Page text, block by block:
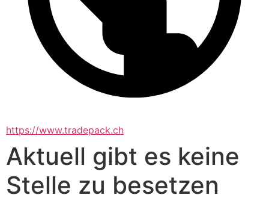
https://www.tradepack.ch
Aktuell gibt es keine
Stelle zu besetzen